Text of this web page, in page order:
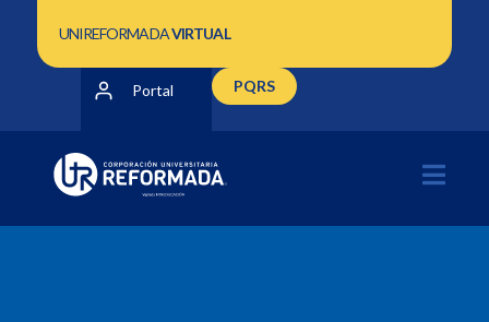
UNIREFORMADAVIRTUAL
Portal PQRS